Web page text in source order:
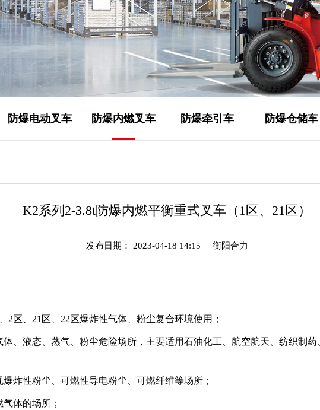
防爆电动叉车 防爆内燃叉车 防爆牵引车 防爆仓储车
K2系列2-3.8t防爆内燃平衡重式叉车（1区、21区）
发布日期： 2023-04-18 14:15 衡阳合力
2区、21区、22区爆炸性气体、粉尘复合环境使用；
、液态、蒸气、粉尘危险场所，主要适用石油化工、航空航天、纺织制
炸性粉尘、可燃性导电粉尘、可燃纤维等场所；
体的场所；